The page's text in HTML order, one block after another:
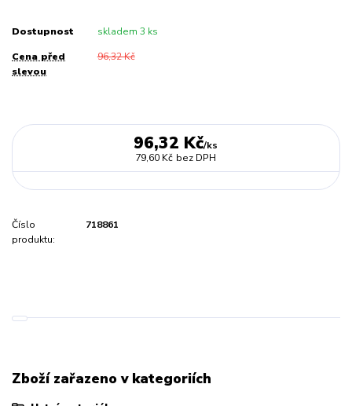
Dostupnost skladem 3 ks
Cena před
slevou
96,32 Kč
96,32 Kč/ks
79,60 Kč bez DPH
Číslo
produktu:
718861
Zboží zařazeno v kategoriích